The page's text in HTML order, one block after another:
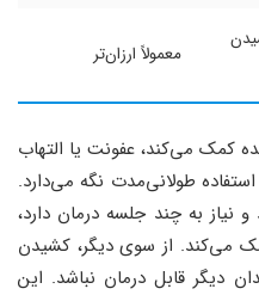
معمولاً ارزان‌تر
می‌کند، عفونت یا التهاب
طولانی‌مدت نگه می‌دارد.
نیاز به چند جلسه درمان دارد،
می‌کند. از سوی دیگر، کشیدن
دیگر قابل درمان نباشد. این